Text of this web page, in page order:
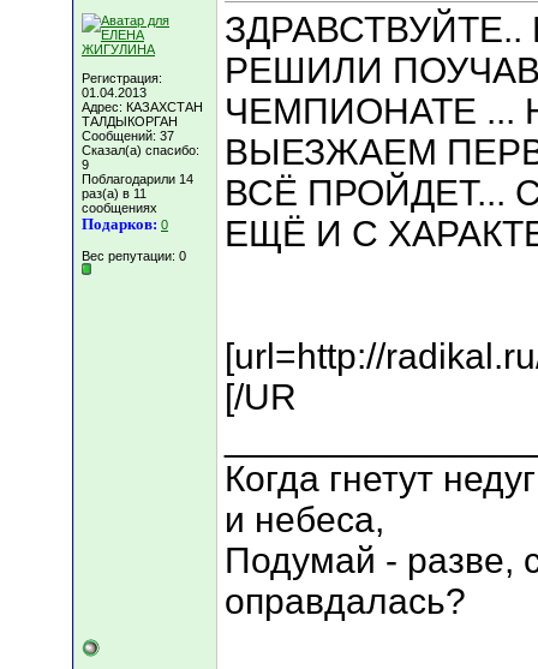
Регистрация:
01.04.2013
Адрес: КАЗАХСТАН
ТАЛДЫКОРГАН
Сообщений: 37
Сказал(а) спасибо:
9
Поблагодарили 14
раз(а) в 11
сообщениях
Подарков: 0
Вес репутации: 0
РЕШИЛИ
ЧЕМПИОНАТЕ ...
ВЫЕЗЖАЕМ
ВСЁ ПРОЙДЕТ...
ЕЩЁ И С
[url=http://
[/UR
Когда гнетут
и небеса,
Подумай - разве,
оправдалась?